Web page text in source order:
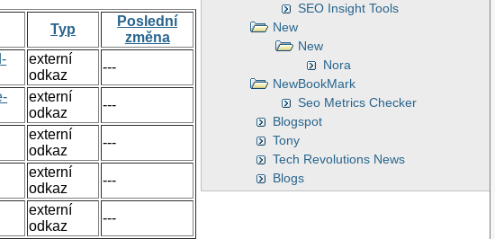
SEO Insight Tools
New
New
Nora
NewBookMark
Seo Metrics Checker
Blogspot
Tony
Tech Revolutions News
Blogs
Typ
Poslední
změna
externí
odkaz
---
externí
odkaz
---
externí
odkaz
---
externí
odkaz
---
externí
odkaz
---